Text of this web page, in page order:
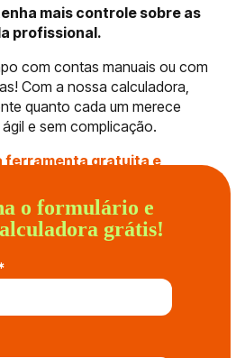
mais controle sobre as
profissional.
com contas manuais ou com
Com a nossa calculadora,
quanto cada um merece
e sem complicação.
ferramenta gratuita e
o formulário e
grátis!